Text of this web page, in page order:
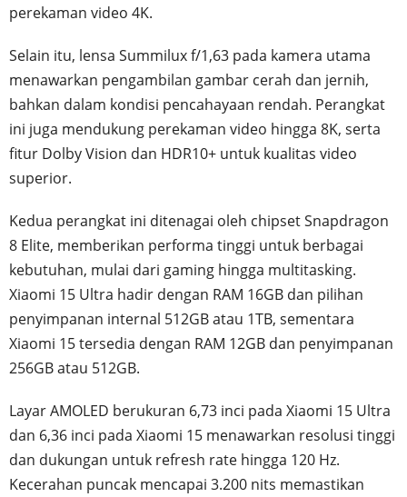
perekaman video 4K.
Selain itu, lensa Summilux f/1,63 pada kamera utama
menawarkan pengambilan gambar cerah dan jernih,
bahkan dalam kondisi pencahayaan rendah. Perangkat
ini juga mendukung perekaman video hingga 8K, serta
fitur Dolby Vision dan HDR10+ untuk kualitas video
superior.
Kedua perangkat ini ditenagai oleh chipset Snapdragon
8 Elite, memberikan performa tinggi untuk berbagai
kebutuhan, mulai dari gaming hingga multitasking.
Xiaomi 15 Ultra hadir dengan RAM 16GB dan pilihan
penyimpanan internal 512GB atau 1TB, sementara
Xiaomi 15 tersedia dengan RAM 12GB dan penyimpanan
256GB atau 512GB.
Layar AMOLED berukuran 6,73 inci pada Xiaomi 15 Ultra
dan 6,36 inci pada Xiaomi 15 menawarkan resolusi tinggi
dan dukungan untuk refresh rate hingga 120 Hz.
Kecerahan puncak mencapai 3.200 nits memastikan